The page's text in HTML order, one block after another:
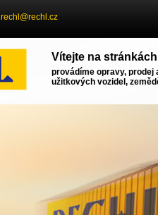
rechl@rechl.cz
Vítejte na
provádíme opravy, prodej
užitkových vozidel,